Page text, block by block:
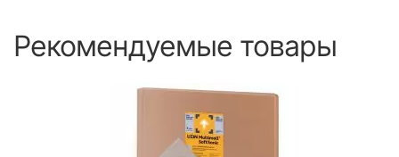
Рекомендуемые товары